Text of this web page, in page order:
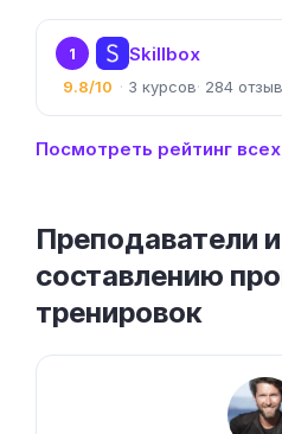
1 Skillbox
9.8/10 3 284
Посмотреть рейтинг
Преподаватели
составлению
тренировок